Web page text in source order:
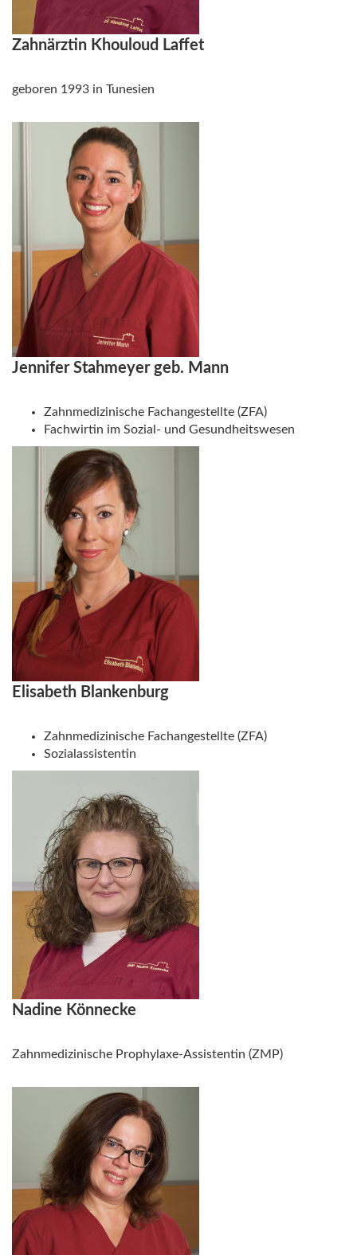
Zahnärztin Khouloud Laffet
geboren 1993 in Tunesien
Jennifer Stahmeyer geb. Mann
Zahnmedizinische Fachangestellte (ZFA)
Fachwirtin im Sozial- und Gesundheitswesen
Elisabeth Blankenburg
Zahnmedizinische Fachangestellte (ZFA)
Sozialassistentin
Nadine Könnecke
Zahnmedizinische Prophylaxe-Assistentin (ZMP)